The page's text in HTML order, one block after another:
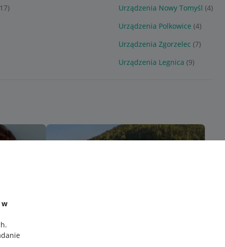
w
.
Urządzenia Nowy Tomyśl (4)
Urządzenia Polkowice (4)
Urządzenia Zgorzelec (7)
Urządzenia Legnica (9)